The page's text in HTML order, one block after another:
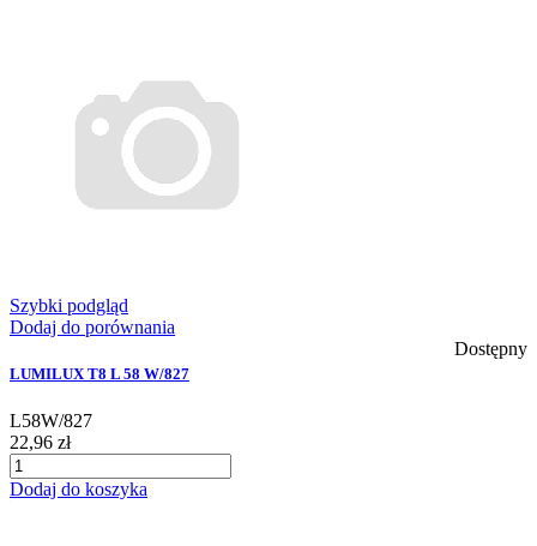
Szybki podgląd
Dodaj do porównania
Dostępny
LUMILUX T8 L 58 W/827
L58W/827
22,96 zł
Dodaj do koszyka